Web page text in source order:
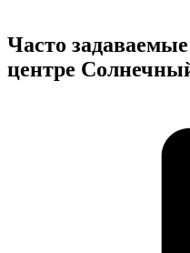
Часто
центре